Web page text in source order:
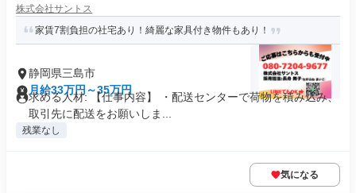
株式会社サントス
家賃7割負担の社宅あり！綺麗な家具付き物件もあり！
静岡県三島市
月給33万円～35万円
求める人材: 【仕事内容】 ・配送センターで荷物を積み込み、
取引先に配送をお願いしま...
残業なし
気になる